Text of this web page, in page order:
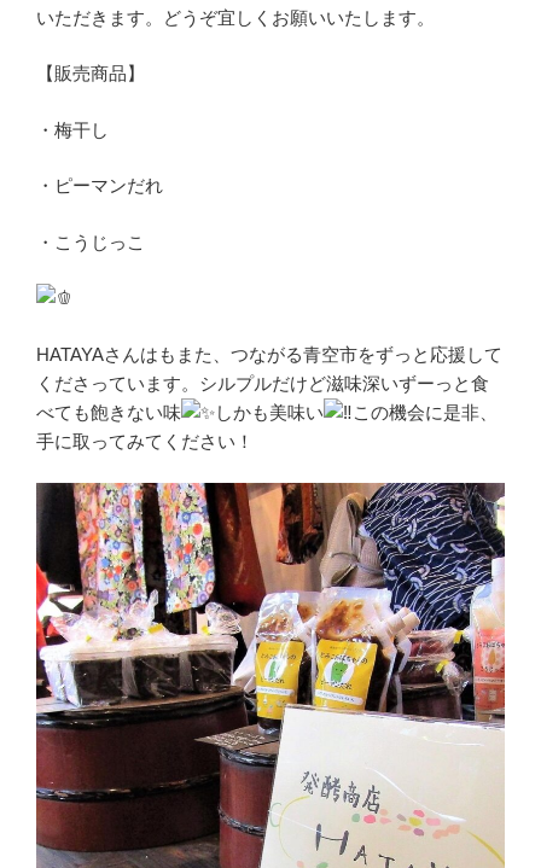
いただきます。どうぞ宜しくお願いいたします。
【販売商品】
・梅干し
・ピーマンだれ
・こうじっこ
HATAYAさんはもまた、つながる青空市をずっと応援して
くださっています。シルプルだけど滋味深いずーっと食
べても飽きない味
しかも美味い
この機会に是非、
手に取ってみてください！